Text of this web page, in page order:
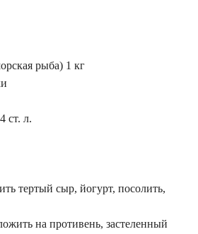
рыба) 1 кг
ст. л.
тертый сыр, йогурт, посолить,
на противень, застеленный